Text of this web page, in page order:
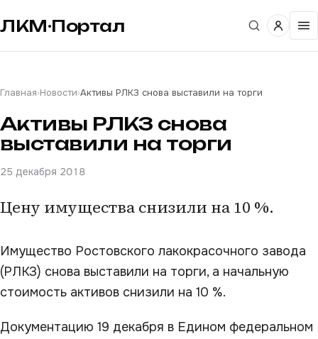
ЛКМ·Портал
Главная›Новости›Активы РЛКЗ снова выставили на торги
Активы РЛКЗ снова
выставили на торги
25 декабря 2018
Цену имущества снизили на 10 %.
Имущество Ростовского лакокрасочного завода
(РЛКЗ) снова выставили на торги, а начальную
стоимость активов снизили на 10 %.
Документацию 19 декабря в Едином федеральном